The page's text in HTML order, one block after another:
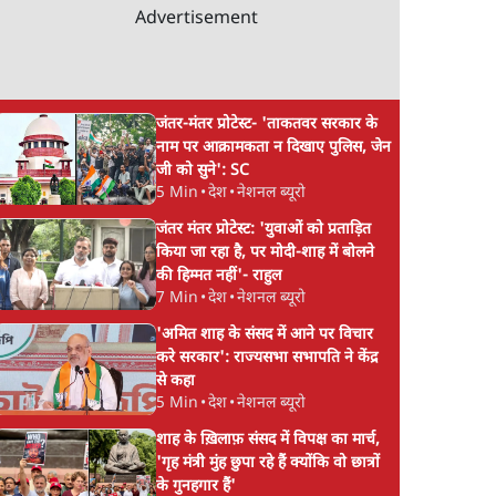
Advertisement
जंतर-मंतर प्रोटेस्ट- 'ताकतवर सरकार के
नाम पर आक्रामकता न दिखाए पुलिस, जेन
जी को सुने': SC
5 Min •देश•नेशनल ब्यूरो
जंतर मंतर प्रोटेस्ट: 'युवाओं को प्रताड़ित
किया जा रहा है, पर मोदी-शाह में बोलने
की हिम्मत नहीं'- राहुल
7 Min •देश•नेशनल ब्यूरो
'अमित शाह के संसद में आने पर विचार
करे सरकार': राज्यसभा सभापति ने केंद्र
से कहा
5 Min •देश•नेशनल ब्यूरो
शाह के ख़िलाफ़ संसद में विपक्ष का मार्च,
'गृह मंत्री मुंह छुपा रहे हैं क्योंकि वो छात्रों
के गुनहगार हैं'